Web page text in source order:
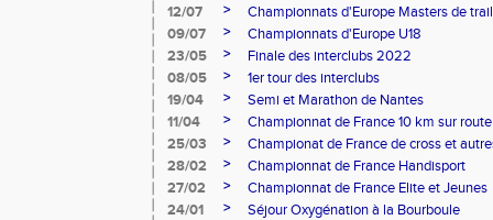
12/07
>
Championnats d'Europe Masters de trail
09/07
>
Championnats d'Europe U18
23/05
>
Finale des interclubs 2022
08/05
>
1er tour des interclubs
19/04
>
Semi et Marathon de Nantes
11/04
>
Championnat de France 10 km sur route
25/03
>
Championat de France de cross et
28/02
>
Championnat de France Handisport
27/02
>
Championnat de France Elite et Jeunes
24/01
>
Séjour Oxygénation à la Bourboule